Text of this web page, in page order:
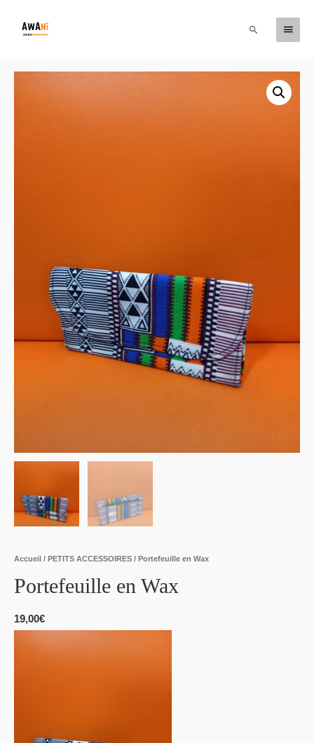
Accueil / PETITS ACCESSOIRES / Portefeuille en Wax
Portefeuille en Wax
19,00€